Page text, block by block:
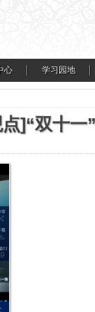
心 学习园地
]“双十一